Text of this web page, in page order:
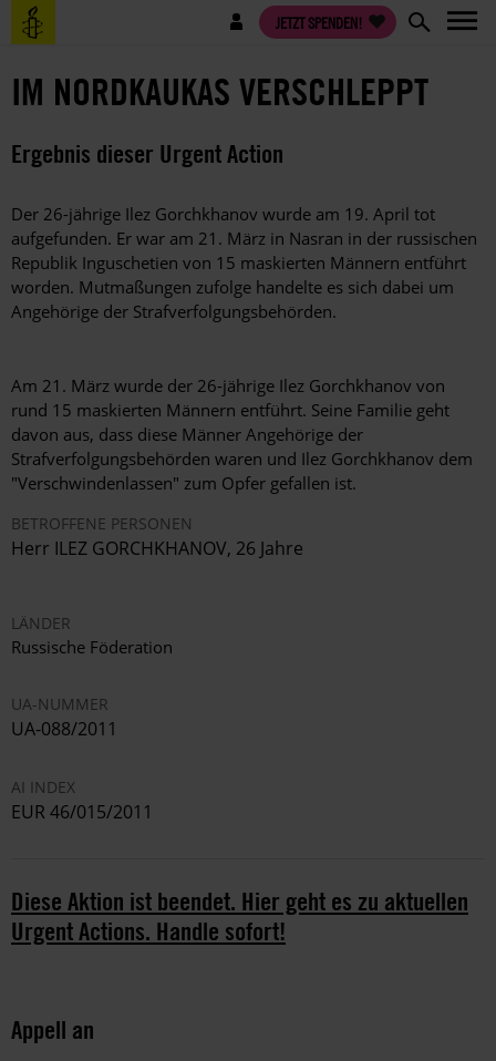
Direkt
zum
Benutzermenü JETZT SPENDEN!
IM NORDKAUKAS VERSCHLEPPT
Ergebnis dieser Urgent Action
Der 26-jährige Ilez Gorchkhanov wurde am 19. April tot
aufgefunden. Er war am 21. März in Nasran in der russischen
Republik Inguschetien von 15 maskierten Männern entführt
worden. Mutmaßungen zufolge handelte es sich dabei um
Angehörige der Strafverfolgungsbehörden.
Am 21. März wurde der 26-jährige Ilez Gorchkhanov von
rund 15 maskierten Männern entführt. Seine Familie geht
davon aus, dass diese Männer Angehörige der
Strafverfolgungsbehörden waren und Ilez Gorchkhanov dem
"Verschwindenlassen" zum Opfer gefallen ist.
BETROFFENE PERSONEN
Herr ILEZ GORCHKHANOV, 26 Jahre
LÄNDER
Russische Föderation
UA-NUMMER
UA-088/2011
AI INDEX
EUR 46/015/2011
Diese Aktion ist beendet. Hier geht es zu aktuellen
Urgent Actions. Handle sofort!
Appell an